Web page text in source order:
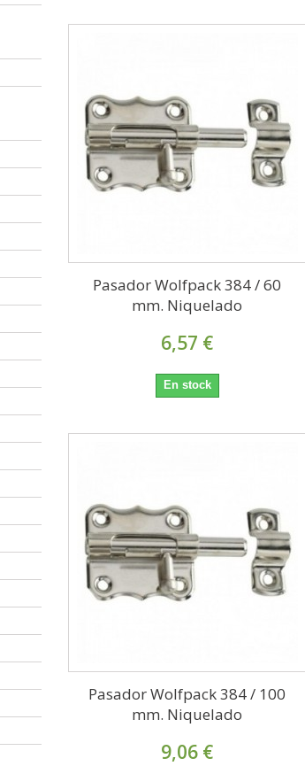
Pasador Wolfpack 384 / 60
mm. Niquelado
6,57 €
En stock
Pasador Wolfpack 384 / 100
mm. Niquelado
9,06 €